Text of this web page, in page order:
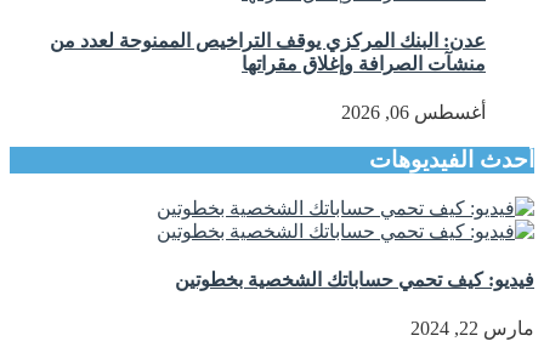
عدن: البنك المركزي يوقف التراخيص الممنوحة لعدد من
منشآت الصرافة وإغلاق مقراتها
أغسطس 06, 2026
أحدث الفيديوهات
فيديو: كيف تحمي حساباتك الشخصية بخطوتين
مارس 22, 2024